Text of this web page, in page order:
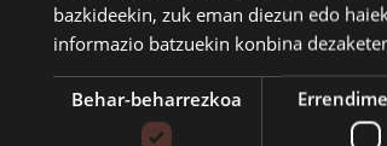
Asteazkenean Ekindar azpeitiarron
gaur, Azpeitiko Udalak Ekindarreko
xehetasun gehiago eman nahi izan
Ingurumen Batzordeburuak.
bazkideekin, zuk eman diezun edo
informazio batzuekin konbina
Behar-beharrezkoa